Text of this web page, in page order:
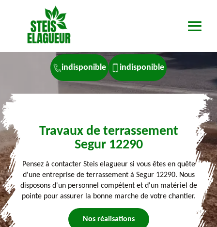
indisponible indisponible
Travaux de terrassement
Segur 12290
Pensez à contacter Steis elagueur si vous êtes en quête
d'une entreprise de terrassement à Segur 12290. Nous
disposons d'un personnel compétent et d'un matériel de
pointe pour assurer la bonne marche de votre chantier.
Nos réalisations